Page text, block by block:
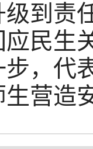
责任
民生
，代
营造